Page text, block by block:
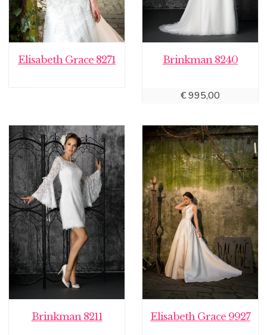
Elisabeth Grace 8271 Brinkman 8240
€995,00
Brinkman 8211 Elisabeth Grace 9927